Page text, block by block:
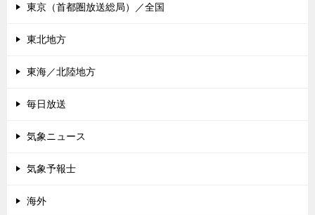
東京（首都圏放送総局）／全国
東北地方
東海／北陸地方
毎日放送
気象ニュース
気象予報士
海外